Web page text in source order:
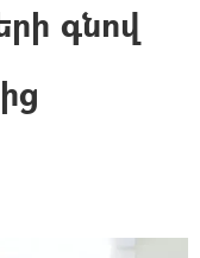
գնով